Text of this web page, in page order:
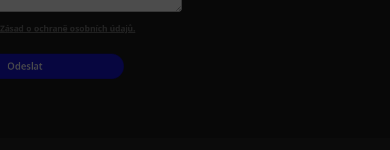
Zásad o ochraně osobních údajů.
Odeslat